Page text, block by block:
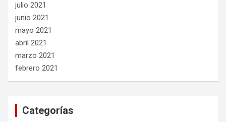
julio 2021
junio 2021
mayo 2021
abril 2021
marzo 2021
febrero 2021
Categorías